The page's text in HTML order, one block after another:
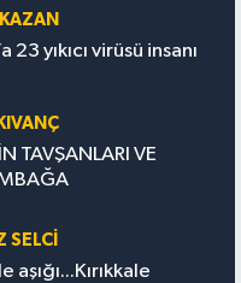
23 yıkıcı virüsü insanı
TAVŞANLARI VE
SELCİ
aşığı...Kırıkkale